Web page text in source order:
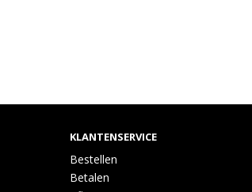
KLANTENSERVICE
Bestellen
Betalen